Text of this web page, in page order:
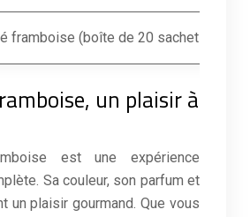
framboise (boîte de 20 sachets)
un plaisir à
est une expérience
Sa couleur, son parfum et
un plaisir gourmand. Que vous